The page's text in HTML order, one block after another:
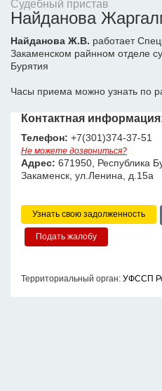
Судебный пристав
Найданова
Найданова Ж.В. работает
Закаменском райнном отделе
Бурятия
Часы приема можно узнать по
Контактная
Телефон: +7(301)374-37-51
Не можете дозвониться?
Адрес: 671950, Республика
Закаменск, ул.Ленина, д.15а
Узнать свою задолженность
Территориальный орган: УФССП